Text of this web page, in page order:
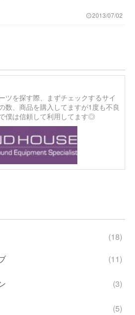
2013/07/02
ツを探す際、まずチェックするサイ
数、商品を購入してますが1度も不良
僕は信頼して利用してます◎
(18)
(11)
(3)
(5)